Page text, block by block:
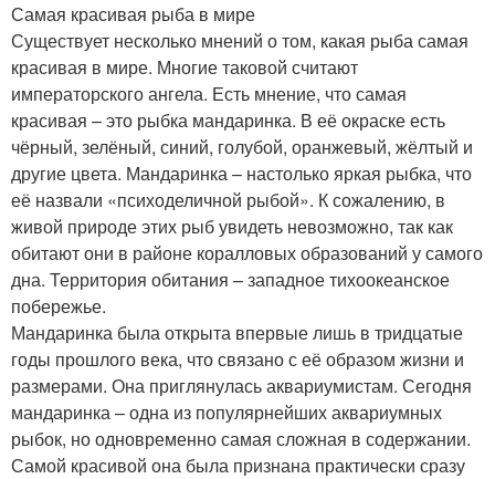
Самая красивая рыба в мире
Существует несколько мнений о том, какая рыба самая
красивая в мире. Многие таковой считают
императорского ангела. Есть мнение, что самая
красивая – это рыбка мандаринка. В её окраске есть
чёрный, зелёный, синий, голубой, оранжевый, жёлтый и
другие цвета. Мандаринка – настолько яркая рыбка, что
её назвали «психоделичной рыбой». К сожалению, в
живой природе этих рыб увидеть невозможно, так как
обитают они в районе коралловых образований у самого
дна. Территория обитания – западное тихоокеанское
побережье.
Мандаринка была открыта впервые лишь в тридцатые
годы прошлого века, что связано с её образом жизни и
размерами. Она приглянулась аквариумистам. Сегодня
мандаринка – одна из популярнейших аквариумных
рыбок, но одновременно самая сложная в содержании.
Самой красивой она была признана практически сразу